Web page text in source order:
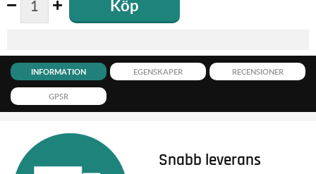
Köp
INFORMATION EGENSKAPER RECENSIONER
GPSR
Snabb leverans